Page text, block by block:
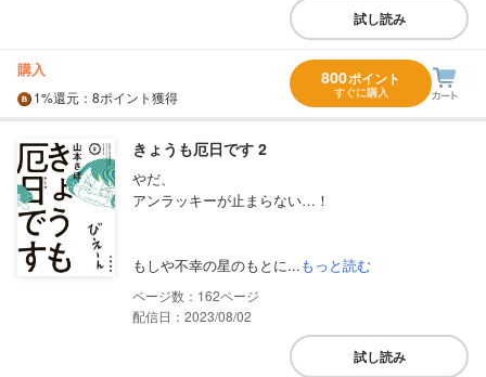
試し読み
購入
1%還元 ：8ポイント獲得
800ポイント
すぐに購入
きょうも厄日です 2
やだ、
アンラッキーが止まらない…！
もしや不幸の星のもとに...もっと読む
162
配信日：2023/08/02
試し読み